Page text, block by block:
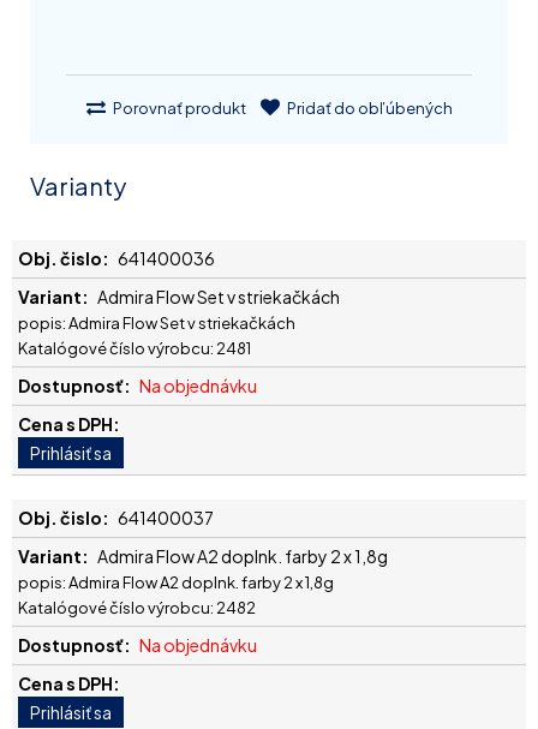
Porovnať produkt Pridať do obľúbených
Varianty
641400036
Admira Flow Set v striekačkách
popis: Admira Flow Set v striekačkách
Katalógové číslo výrobcu: 2481
Na objednávku
641400037
Admira Flow A2 doplnk. farby 2 x 1,8g
popis: Admira Flow A2 doplnk. farby 2 x 1,8g
Katalógové číslo výrobcu: 2482
Na objednávku